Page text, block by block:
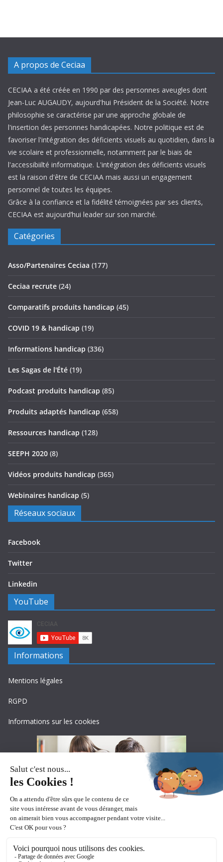
A propos de Ceciaa
CECIAA a été créée en 1990 par des personnes aveugles dont
Jean-Luc AUGAUDY, aujourd'hui Président de la Société. Notre
philosophie se caractérise par une approche globale de
l'insertion des personnes handicapées. Notre politique est de
favoriser l'intégration des déficients visuels au quotidien, dans la
vie scolaire et professionnelle, notamment par le biais de
l'accessibiilté informatique. L'intégration des déficients visuels
est la raison d'être de CECIAA mais aussi un engagement
personnel de toutes les équipes.
Grâce à la confiance et la fidélité témoignées par ses clients,
CECIAA est aujourd’hui leader sur son marché.
Catégories
Asso/Partenaires Ceciaa (177)
Ceciaa recrute (24)
Comparatifs produits handicap (45)
COVID 19 & handicap (19)
Informations handicap (336)
Les Sagas de l'Été (19)
Podcast produits handicap (85)
Produits adaptés handicap (658)
Ressources handicap (128)
SEEPH 2020 (8)
Vidéos produits handicap (365)
Webinaires handicap (5)
Réseaux sociaux
Facebook
Twitter
Linkedin
YouTube
Informations
Mentions légales
RGPD
Informations sur les cookies